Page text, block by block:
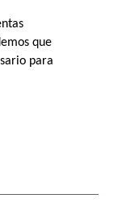
que
para